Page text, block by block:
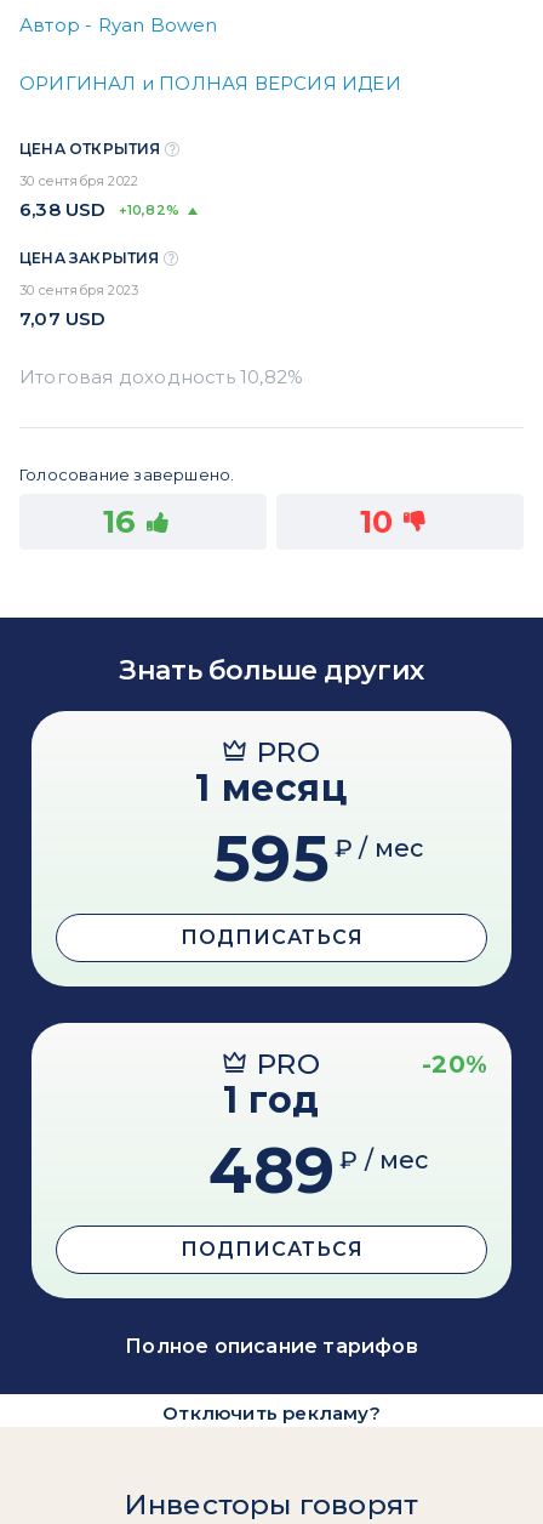
Автор - Ryan Bowen
ОРИГИНАЛ и ПОЛНАЯ ВЕРСИЯ ИДЕИ
ЦЕНА ОТКРЫТИЯ
30 сентября 2022
6,38 USD +10,82%
ЦЕНА ЗАКРЫТИЯ
30 сентября 2023
7,07 USD
Голосование завершено.
16 10
Знать больше других
PRO
1 месяц
595 ₽ / мес
ПОДПИСАТЬСЯ
PRO -20%
1 год
489 ₽ / мес
ПОДПИСАТЬСЯ
Полное описание тарифов
Отключить рекламу?
Инвесторы говорят